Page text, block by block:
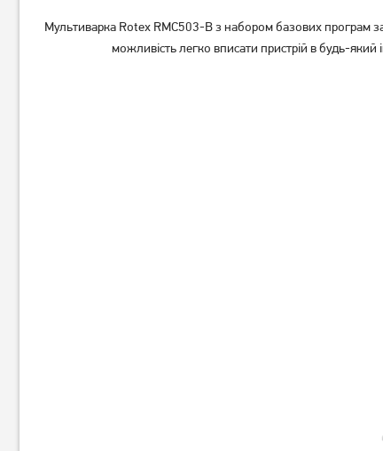
Мультиварка Rotex RMC503-B з набором базових програм
можливість легко вписати пристрій в будь-який